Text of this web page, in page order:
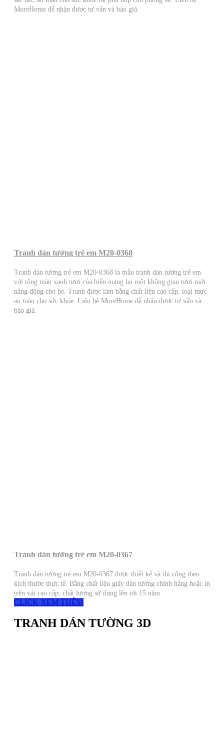
MoreHome để nhận được tư vấn và báo giá.
Tranh dán tường trẻ em M20-0368
Tranh dán tường trẻ em M20-0368 là mẫu tranh dán tường trẻ em
với tông màu xanh tươi của biển mang lại một không gian tươi mới
năng động cho bé. Tranh được làm bằng chất liệu cao cấp, loại mực
an toàn cho sức khỏe. Liên hệ MoreHome để nhận được tư vấn và
báo giá.
Tranh dán tường trẻ em M20-0367
Tranh dán tường trẻ em M20-0367 được thiết kế và thi công theo
kích thước thực tế. Bằng chất liệu giấy dán tường chính hãng hoặc in
trên vải cao cấp, chất lượng sử dụng lên tới 15 năm.
CLICK XEM THÊM
TRANH DÁN TƯỜNG 3D